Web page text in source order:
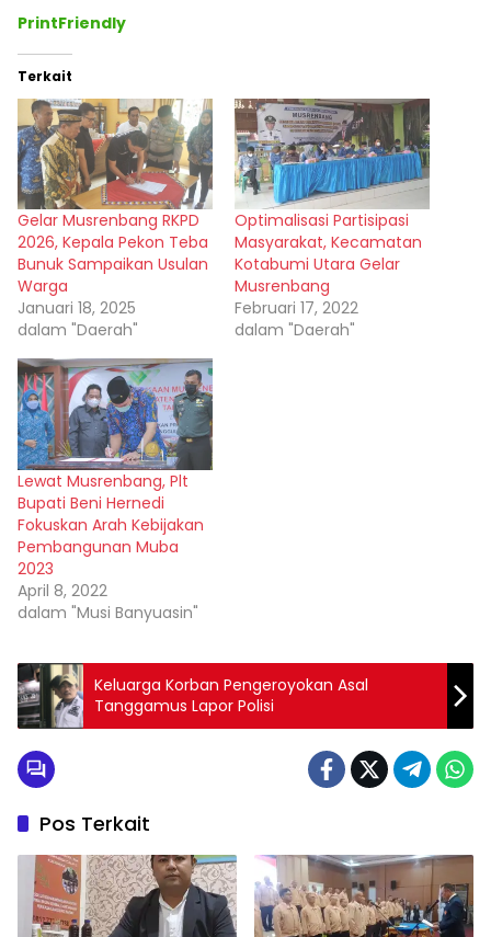
PrintFriendly
Terkait
Gelar Musrenbang RKPD
2026, Kepala Pekon Teba
Bunuk Sampaikan Usulan
Warga
Januari 18, 2025
dalam "Daerah"
Optimalisasi Partisipasi
Masyarakat, Kecamatan
Kotabumi Utara Gelar
Musrenbang
Februari 17, 2022
dalam "Daerah"
Lewat Musrenbang, Plt
Bupati Beni Hernedi
Fokuskan Arah Kebijakan
Pembangunan Muba
2023
April 8, 2022
dalam "Musi Banyuasin"
Keluarga Korban Pengeroyokan Asal
Tanggamus Lapor Polisi
Pos Terkait